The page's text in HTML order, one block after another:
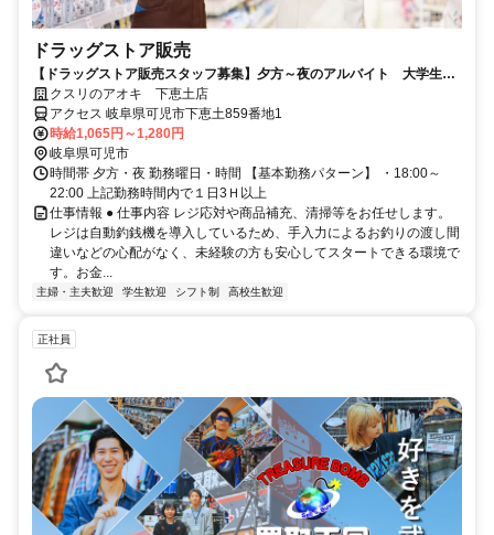
ドラッグストア販売
【ドラッグストア販売スタッフ募集】夕方～夜のアルバイト 大学生、
Wワーク歓迎‼
クスリのアオキ 下恵土店
アクセス 岐阜県可児市下恵土859番地1
時給1,065円～1,280円
岐阜県可児市
時間帯 夕方・夜 勤務曜日・時間 【基本勤務パターン】 ・18:00～
22:00 上記勤務時間内で１日3Ｈ以上
仕事情報 ● 仕事内容 レジ応対や商品補充、清掃等をお任せします。
レジは自動釣銭機を導入しているため、手入力によるお釣りの渡し間
違いなどの心配がなく、未経験の方も安心してスタートできる環境で
す。お金...
主婦・主夫歓迎 学生歓迎 シフト制 高校生歓迎
正社員